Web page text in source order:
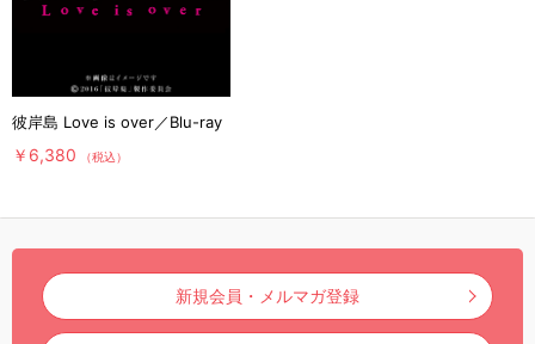
彼岸島 Love is over／Blu-ray
￥6,380 （税込）
新規会員・メルマガ登録